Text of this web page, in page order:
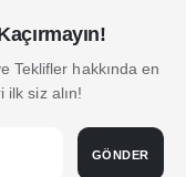
Teklifler hakkında en
ilk siz alın!
GÖNDER